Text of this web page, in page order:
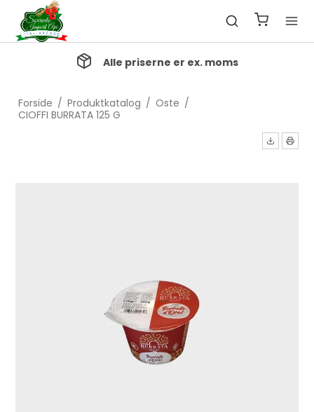
Alle priserne er ex. moms
Forside / Produktkatalog / Oste /
CIOFFI BURRATA 125 G